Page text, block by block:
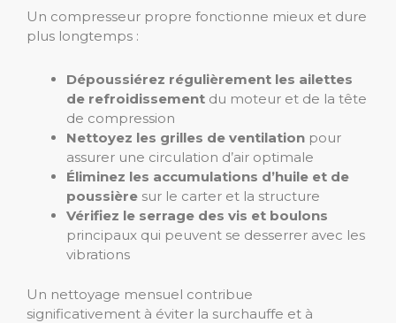
Un compresseur propre fonctionne mieux et dure
plus longtemps :
Dépoussiérez régulièrement les ailettes
de refroidissement du moteur et de la tête
de compression
Nettoyez les grilles de ventilation pour
assurer une circulation d’air optimale
Éliminez les accumulations d’huile et de
poussière sur le carter et la structure
Vérifiez le serrage des vis et boulons
principaux qui peuvent se desserrer avec les
vibrations
Un nettoyage mensuel contribue
significativement à éviter la surchauffe et à